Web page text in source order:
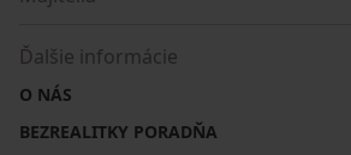
Ďalšie informácie
O NÁS
BEZREALITKY PORADŇA